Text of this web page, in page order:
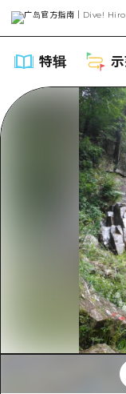
特辑
特辑
列
推
艺
活
美
示范
列
广
探索
列
广
安艺
活动
应时